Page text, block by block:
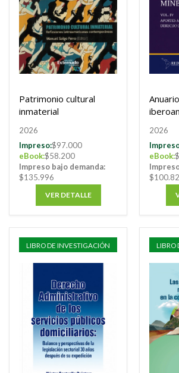
Patrimonio cultural
inmaterial
2026
Impreso:$97.000
eBook:$58.200
Impreso bajo demanda:
$135.996
VER DETALLE
Anuario
IV
2026
eBook:
LIBRO DE INVESTIGACIÓN LIBRO